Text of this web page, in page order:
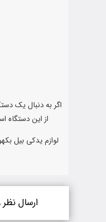
اگر به دنبال یک
از این دستگاه
لوازم یدکی بیل
ارسال